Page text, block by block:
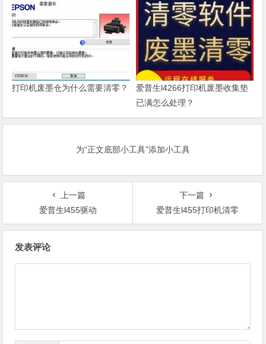
打印机废墨仓为什么需要清零？
爱普生l4266打印机废墨收集垫
已满怎么处理？
为“正文底部小工具”添加小工具
上一篇
爱普生l455驱动
下一篇
爱普生l455打印机清零
发表评论